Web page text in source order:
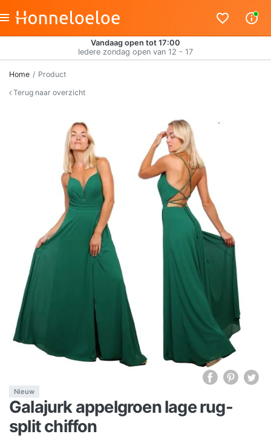
Vandaag open tot 17:00
Iedere zondag open van 12 - 17
Home
Product
Terug naar overzicht
Nieuw
Galajurk appelgroen lage rug-
split chiffon